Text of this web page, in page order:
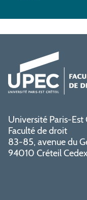
Université Paris-Est
Faculté de droit
83-85, avenue du
94010 Créteil